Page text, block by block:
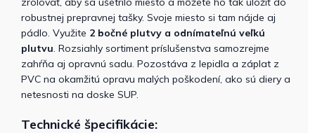
robustnej prepravnej tašky. Svoje miesto si tam nájde aj
pádlo. Využite 2 bočné plutvy a odnímateľnú veľkú
plutvu . Rozsiahly sortiment príslušenstva samozrejme
zahŕňa aj opravnú sadu. Pozostáva z lepidla a záplat z
PVC na okamžitú opravu malých poškodení, ako sú diery a
netesnosti na doske SUP.
Technické špecifikácie: